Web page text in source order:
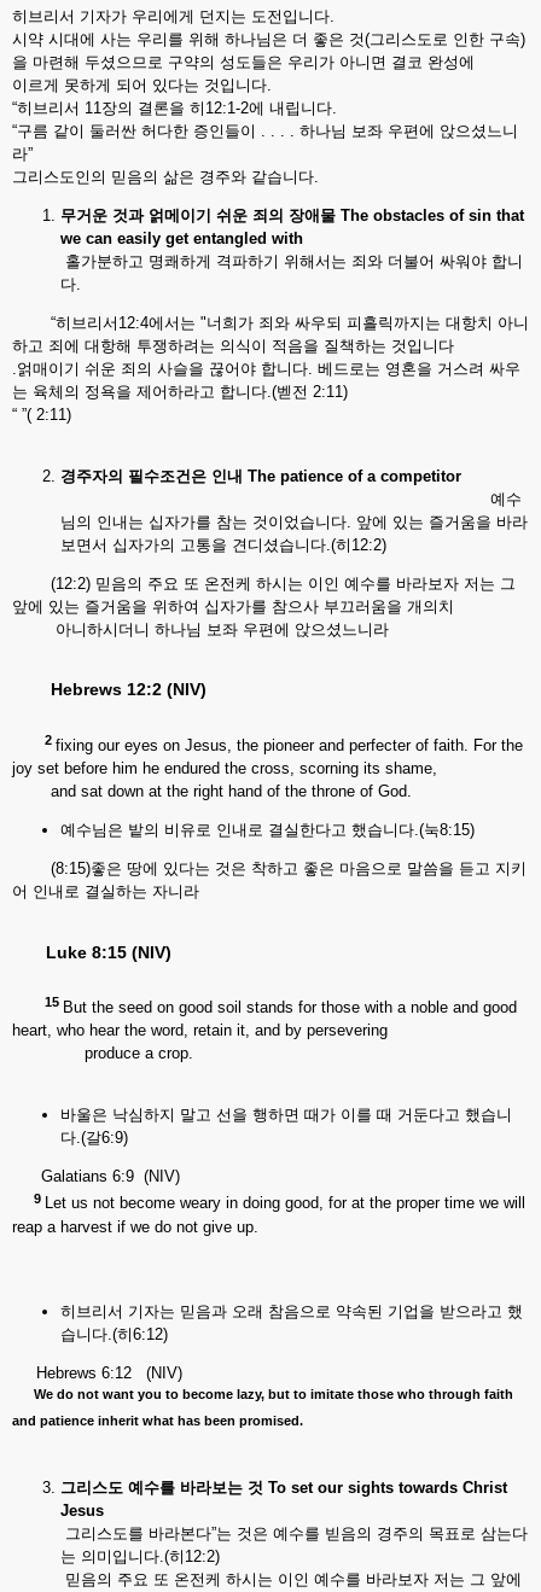
히브리서 기자가 우리에게 던지는 도전입니다.
시약 시대에 사는 우리를 위해 하나님은 더 좋은 것(그리스도로 인한 구속)
을 마련해 두셨으므로 구약의 성도들은 우리가 아니면 결코 완성에
이르게 못하게 되어 있다는 것입니다.
“히브리서 11장의 결론을 히12:1-2에 내립니다.
“구름 같이 둘러싼 허다한 증인들이 . . . . 하나님 보좌 우편에 앉으셨느니
라”
그리스도인의 믿음의 삶은 경주와 같습니다.
무거운 것과 얽메이기 쉬운 죄의 장애물 The obstacles of sin that
we can easily get entangled with
홀가분하고 명쾌하게 격파하기 위해서는 죄와 더불어 싸워야 합니
다.
“히브리서12:4에서는 "너희가 죄와 싸우되 피흘릭까지는 대항치 아니
하고 죄에 대항해 투쟁하려는 의식이 적음을 질책하는 것입니다
.얽매이기 쉬운 죄의 사슬을 끊어야 합니다. 베드로는 영혼을 거스려 싸우
는 육체의 정욕을 제어하라고 합니다.(벧전 2:11)
“ ”( 2:11)
경주자의 필수조건은 인내 The patience of a competitor
예수
님의 인내는 십자가를 참는 것이었습니다. 앞에 있는 즐거움을 바라
보면서 십자가의 고통을 견디셨습니다.(히12:2)
(12:2) 믿음의 주요 또 온전케 하시는 이인 예수를 바라보자 저는 그
앞에 있는 즐거움을 위하여 십자가를 참으사 부끄러움을 개의치
아니하시더니 하나님 보좌 우편에 앉으셨느니라
Hebrews 12:2 (NIV)
2 fixing our eyes on Jesus, the pioneer and perfecter of faith. For the
joy set before him he endured the cross, scorning its shame,
and sat down at the right hand of the throne of God.
예수님은 밭의 비유로 인내로 결실한다고 했습니다.(눅8:15)
(8:15)좋은 땅에 있다는 것은 착하고 좋은 마음으로 말씀을 듣고 지키
어 인내로 결실하는 자니라
Luke 8:15 (NIV)
15 But the seed on good soil stands for those with a noble and good
heart, who hear the word, retain it, and by persevering
produce a crop.
바울은 낙심하지 말고 선을 행하면 때가 이를 때 거둔다고 했습니
다.(갈6:9)
Galatians 6:9 (NIV)
9 Let us not become weary in doing good, for at the proper time we will
reap a harvest if we do not give up.
히브리서 기자는 믿음과 오래 참음으로 약속된 기업을 받으라고 했
습니다.(히6:12)
Hebrews 6:12 (NIV)
We do not want you to become lazy, but to imitate those who through faith
and patience inherit what has been promised.
그리스도 예수를 바라보는 것 To set our sights towards Christ
Jesus
그리스도를 바라본다”는 것은 예수를 빋음의 경주의 목표로 삼는다
는 의미입니다.(히12:2)
믿음의 주요 또 온전케 하시는 이인 예수를 바라보자 저는 그 앞에